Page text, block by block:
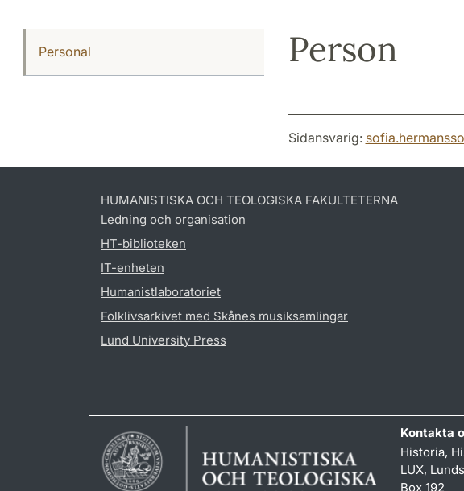
Personal Person
Sidansvarig:
HUMANISTISKA OCH TEOLOGISKA FAKULTETERNA
Ledning och organisation
HT-biblioteken
IT-enheten
Humanistlaboratoriet
Folklivsarkivet med Skånes musiksamlingar
Lund University Press
Kontakta
Historia,
LUX,
Box 192